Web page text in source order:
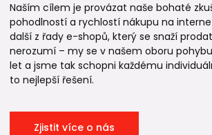
Naším cílem je provázat naše bohaté
pohodlností a rychlostí nákupu na
další z řady e-shopů, který se snaží
nerozumí – my se v našem oboru
let a jsme tak schopni každému
to nejlepší řešení.
Zjistit více o nás